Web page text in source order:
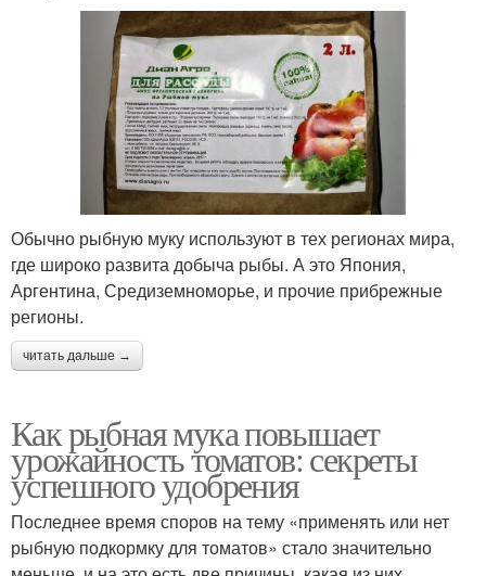
Обычно рыбную муку используют в тех регионах мира,
где широко развита добыча рыбы. А это Япония,
Аргентина, Средиземноморье, и прочие прибрежные
регионы.
читать дальше →
Как рыбная мука повышает
урожайность томатов: секреты
успешного удобрения
Последнее время споров на тему «применять или нет
рыбную подкормку для томатов» стало значительно